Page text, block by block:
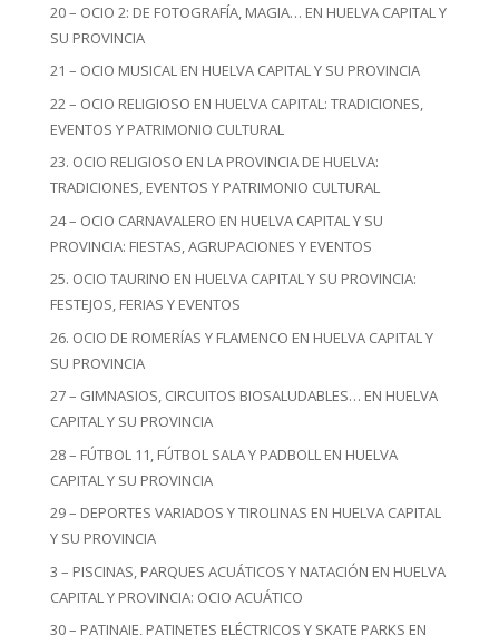
20 – OCIO 2: DE FOTOGRAFÍA, MAGIA… EN HUELVA CAPITAL Y
SU PROVINCIA
21 – OCIO MUSICAL EN HUELVA CAPITAL Y SU PROVINCIA
22 – OCIO RELIGIOSO EN HUELVA CAPITAL: TRADICIONES,
EVENTOS Y PATRIMONIO CULTURAL
23. OCIO RELIGIOSO EN LA PROVINCIA DE HUELVA:
TRADICIONES, EVENTOS Y PATRIMONIO CULTURAL
24 – OCIO CARNAVALERO EN HUELVA CAPITAL Y SU
PROVINCIA: FIESTAS, AGRUPACIONES Y EVENTOS
25. OCIO TAURINO EN HUELVA CAPITAL Y SU PROVINCIA:
FESTEJOS, FERIAS Y EVENTOS
26. OCIO DE ROMERÍAS Y FLAMENCO EN HUELVA CAPITAL Y
SU PROVINCIA
27 – GIMNASIOS, CIRCUITOS BIOSALUDABLES… EN HUELVA
CAPITAL Y SU PROVINCIA
28 – FÚTBOL 11, FÚTBOL SALA Y PADBOLL EN HUELVA
CAPITAL Y SU PROVINCIA
29 – DEPORTES VARIADOS Y TIROLINAS EN HUELVA CAPITAL
Y SU PROVINCIA
3 – PISCINAS, PARQUES ACUÁTICOS Y NATACIÓN EN HUELVA
CAPITAL Y PROVINCIA: OCIO ACUÁTICO
30 – PATINAJE, PATINETES ELÉCTRICOS Y SKATE PARKS EN